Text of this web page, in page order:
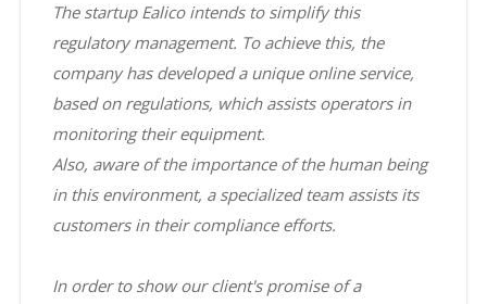
The startup Ealico intends to simplify this
regulatory management. To achieve this, the
company has developed a unique online service,
based on regulations, which assists operators in
monitoring their equipment.
Also, aware of the importance of the human being
in this environment, a specialized team assists its
customers in their compliance efforts.
In order to show our client's promise of a